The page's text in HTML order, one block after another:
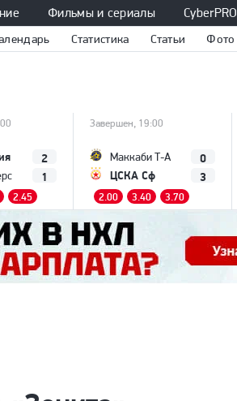
Фильмы и сериалы CyberPRO
Статистика Статьи Фото
2
1
2.45
Завершен, 19:00
Маккаби Т-А
ЦСКА Сф
0
3
2.00 3.40 3.70